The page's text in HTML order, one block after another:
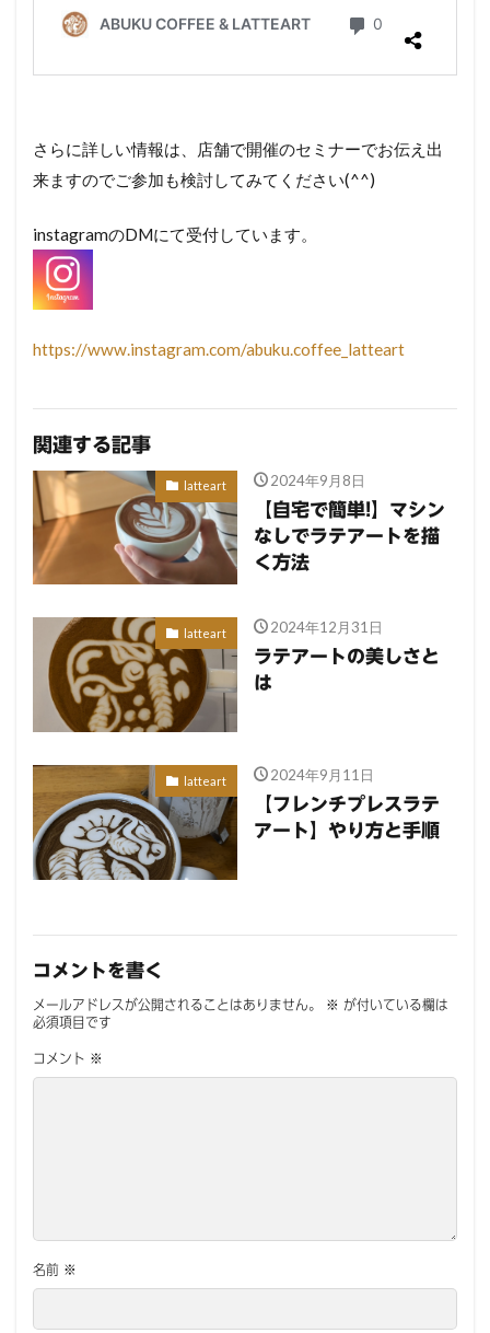
さらに詳しい情報は、店舗で開催のセミナーでお伝え出
来ますのでご参加も検討してみてください(^^)
instagramのDMにて受付しています。
https://www.instagram.com/abuku.coffee_latteart
関連する記事
latteart 2024年9月8日
【自宅で簡単!】マシン
なしでラテアートを描
く方法
latteart 2024年12月31日
ラテアートの美しさと
は
latteart 2024年9月11日
【フレンチプレスラテ
アート】やり方と手順
コメントを書く
メールアドレスが公開されることはありません。 ※ が付いている欄は
必須項目です
コメント ※
名前 ※